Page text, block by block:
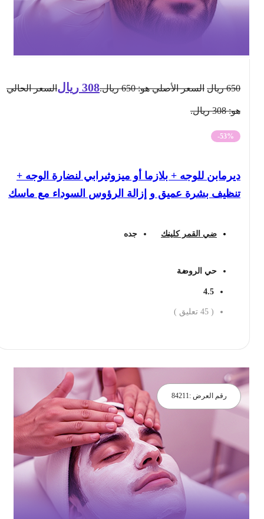
ريال السعر الأصلي هو: 650 ريال. 308 ريال السعر الحالي
-53%
ديرمابن للوجه + بلازما أو ميزوثيرابي لنضارة الوجه +
تنظيف بشرة عميق و إزالة الرؤوس السوداء مع ماسك
ضي القمر كلينك جده
حي الروضة
4.5
45 تعليق )
رقم العرض :84211